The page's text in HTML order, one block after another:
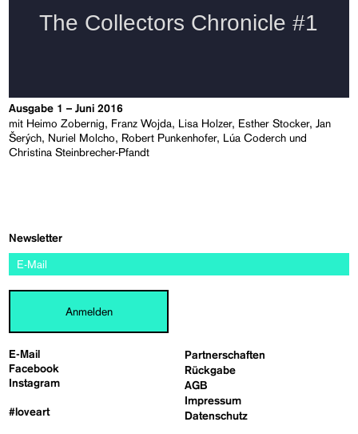
Ausgabe 1 – Juni 2016
mit Heimo Zobernig, Franz Wojda, Lisa Holzer, Esther Stocker, Jan
Šerých, Nuriel Molcho, Robert Punkenhofer, Lúa Coderch und
Christina Steinbrecher-Pfandt
E-Mail
Facebook
Instagram
#loveart
Partnerschaften
Rückgabe
AGB
Impressum
Datenschutz
Newsletter
Anmelden